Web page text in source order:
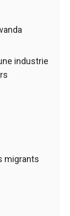
industrie
migrants